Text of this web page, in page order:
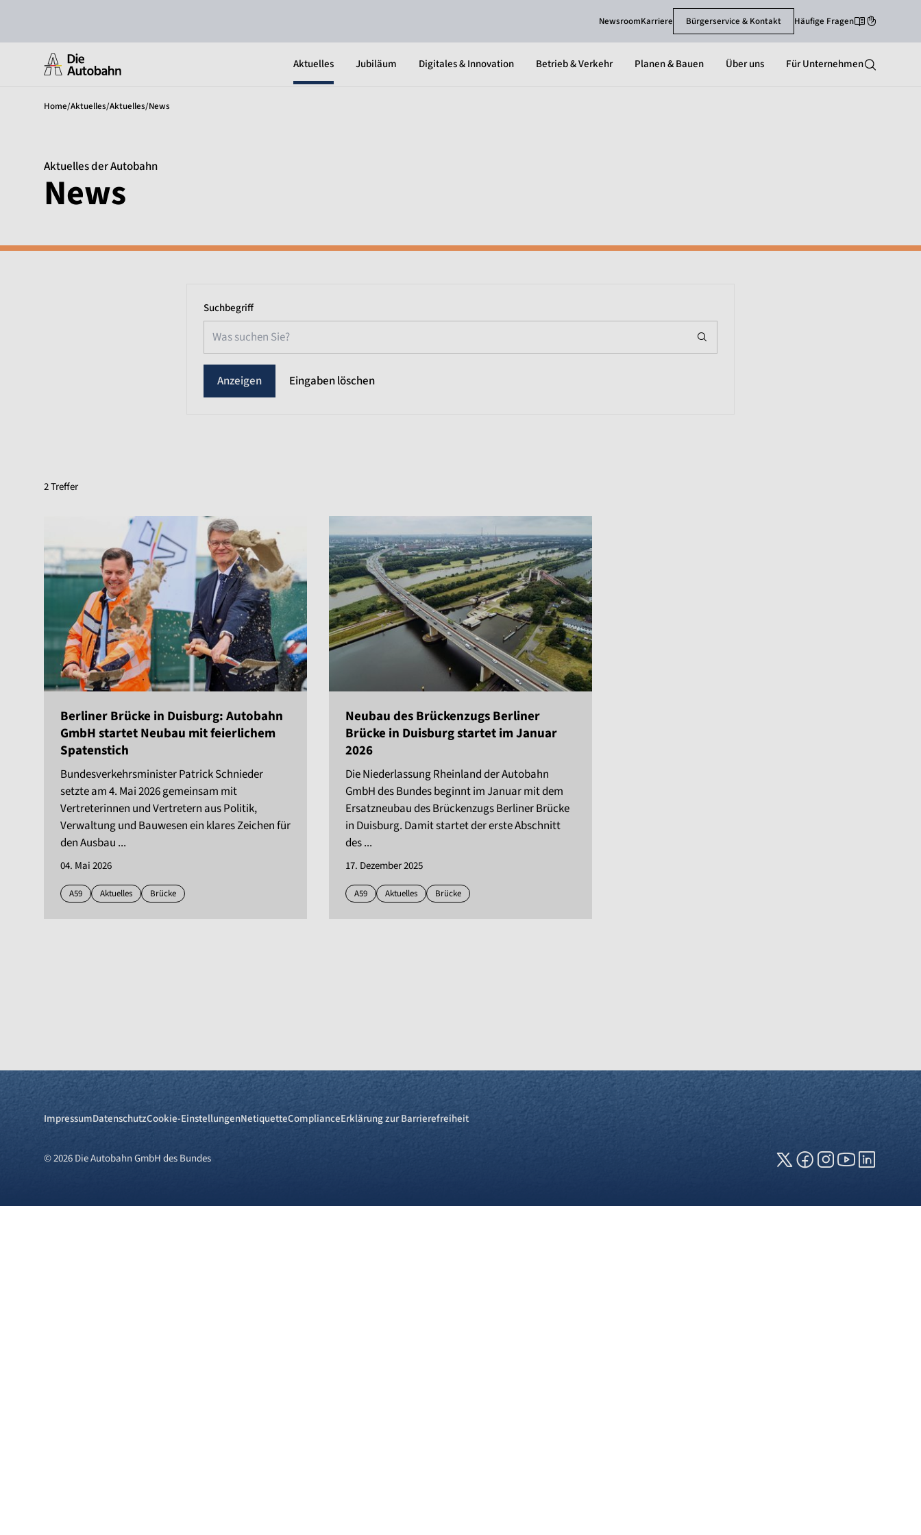
NewsroomKarriere Bürgerservice & Kontakt Häufige FragenLeichte Sprache
Aktuelles Jubiläum Digitales & Innovation Betrieb & Verkehr Planen & Bauen Über uns Für Unternehmen
Home/Aktuelles/Aktuelles/News
Aktuelles der Autobahn
News
Suchbegriff
Eingaben löschen
2 Treffer
Berliner Brücke in Duisburg: Autobahn
GmbH startet Neubau mit feierlichem
Spatenstich
Bundesverkehrsminister Patrick Schnieder
setzte am 4. Mai 2026 gemeinsam mit
Vertreterinnen und Vertretern aus Politik,
Verwaltung und Bauwesen ein klares Zeichen für
den Ausbau ...
04. Mai 2026
A59 Aktuelles Brücke
Neubau des Brückenzugs Berliner
Brücke in Duisburg startet im Januar
2026
Die Niederlassung Rheinland der Autobahn
GmbH des Bundes beginnt im Januar mit dem
Ersatzneubau des Brückenzugs Berliner Brücke
in Duisburg. Damit startet der erste Abschnitt
des ...
17. Dezember 2025
A59 Aktuelles Brücke
ImpressumDatenschutzCookie-EinstellungenNetiquetteComplianceErklärung zur Barrierefreiheit
© 2026 Die Autobahn GmbH des Bundes